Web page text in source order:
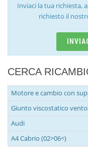
Inviaci la tua richiesta,
richiesto il
CERCA
Motore e cambio con
Giunto viscostatico
Audi
A4 Cabrio (02>06<)